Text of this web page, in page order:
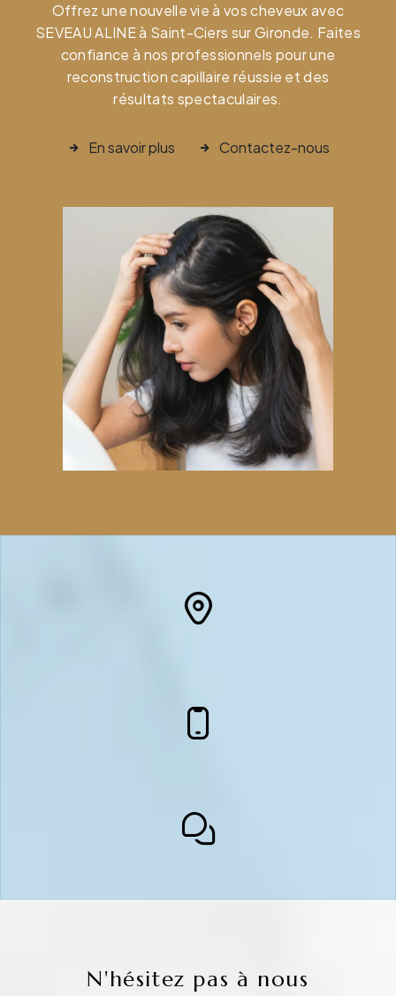
Offrez une nouvelle vie à vos cheveux avec
SEVEAU ALINE à Saint-Ciers sur Gironde. Faites
confiance à nos professionnels pour une
reconstruction capillaire réussie et des
résultats spectaculaires.
En savoir plus Contactez-nous
N'hésitez pas à nous